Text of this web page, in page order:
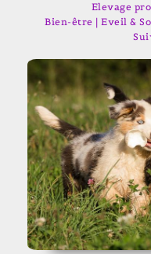
Elevage
Bien-être | Eveil &